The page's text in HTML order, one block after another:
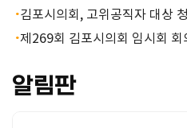
김포시의회, 고위공직자 대상
제269회 김포시의회 임시회 회
알림판